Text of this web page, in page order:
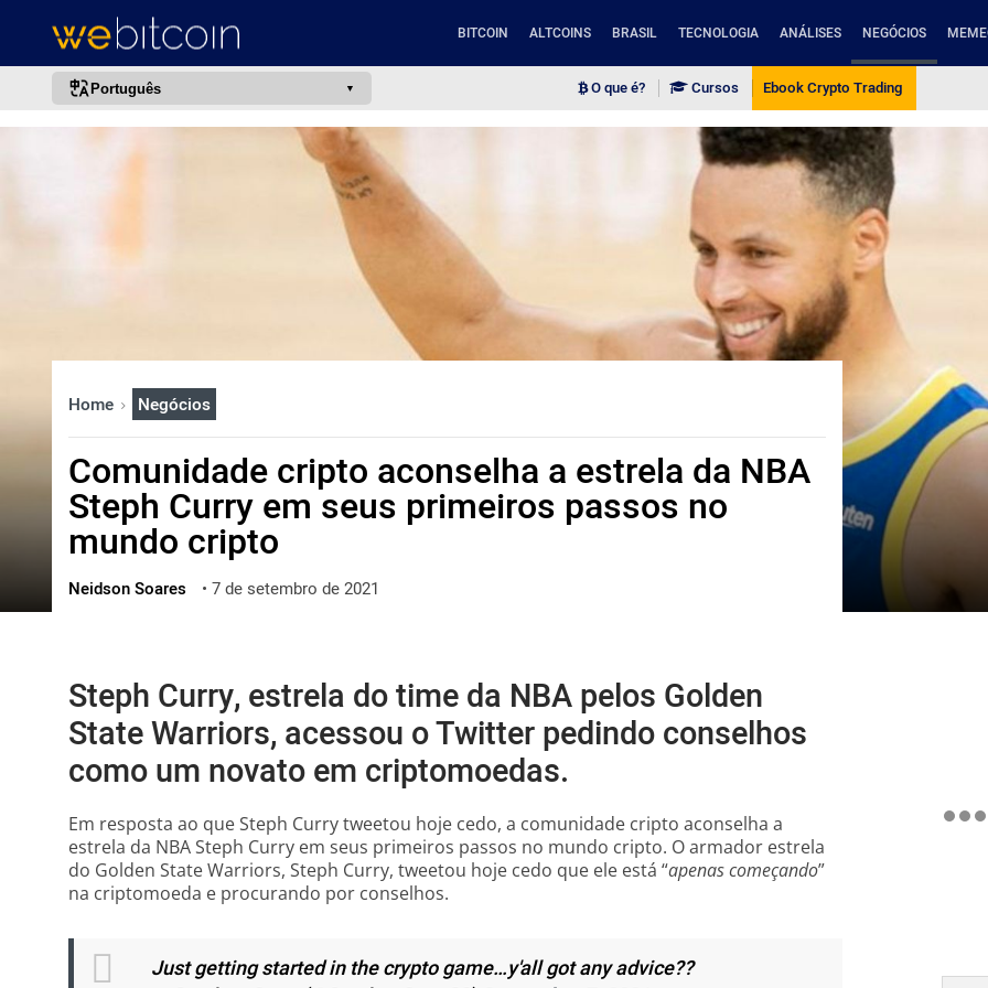
BITCOIN ALTCOINS BRASIL TECNOLOGIA ANÁLISES NEGÓCIOS
Português
русский
한국어
العربية
ไทย
ქართული
O que é? Cursos Ebook Crypto Trading
Home Negócios
Comunidade cripto aconselha a estrela da NBA
Steph Curry em seus primeiros passos no
mundo cripto
Neidson Soares • 7 de setembro de 2021
Steph Curry, estrela do time da NBA pelos Golden
State Warriors, acessou o Twitter pedindo conselhos
como um novato em criptomoedas.
Em resposta ao que Steph Curry tweetou hoje cedo, a comunidade cripto aconselha a
estrela da NBA Steph Curry em seus primeiros passos no mundo cripto. O armador estrela
do Golden State Warriors, Steph Curry, tweetou hoje cedo que ele está “apenas começando”
na criptomoeda e procurando por conselhos.
Just getting started in the crypto game…y'all got any advice??